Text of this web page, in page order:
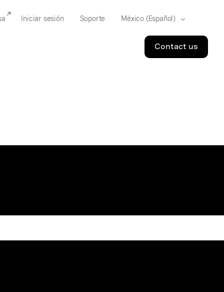
Contact us
Iniciar sesión Soporte